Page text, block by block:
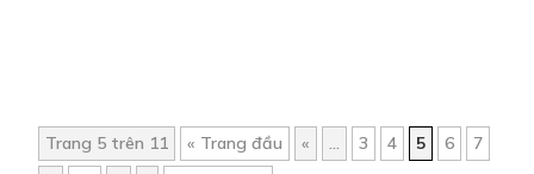
Trang 5 trên 11 « Trang đầu « ... 3 4 5 6
7